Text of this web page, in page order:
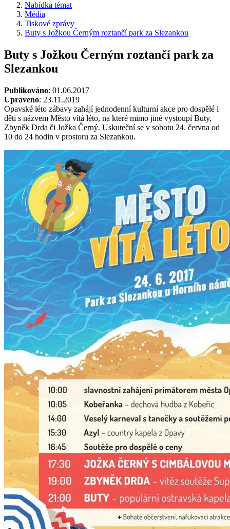
Nabídka témat
Média
Tiskové zprávy
Buty s Jožkou Černým roztančí park za Slezankou
Buty s Jožkou Černým roztančí park za
Slezankou
Publikováno: 01.06.2017
Upraveno: 23.11.2019
Opavské léto zábavy zahájí jednodenní kulturní akce pro dospělé i
děti s názvem Město vítá léto, na které mimo jiné vystoupí Buty,
Zbyněk Drda či Jožka Černý. Uskuteční se v sobotu 24. června od
10 do 24 hodin v prostoru za Slezankou.